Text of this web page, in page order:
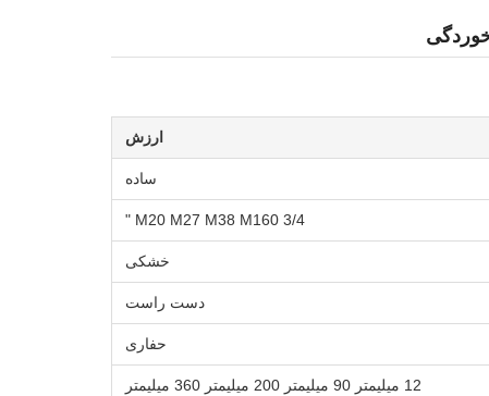
ارزش
ساده
M20 M27 M38 M160 3/4 "
خشکی
دست راست
حفاری
12 میلیمتر 90 میلیمتر 200 میلیمتر 360 میلیمتر